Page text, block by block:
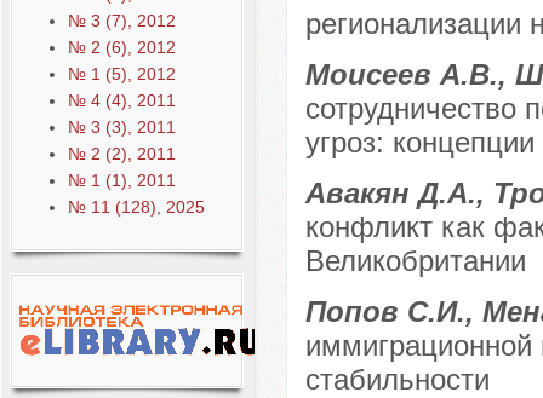
№ 3 (7), 2012
№ 2 (6), 2012
№ 1 (5), 2012
№ 4 (4), 2011
№ 3 (3), 2011
№ 2 (2), 2011
№ 1 (1), 2011
№ 11 (128), 2025
регионализации
Моисеев А.В.,
сотрудничество
угроз:
Авакян Д.А.,
конфликт как
Великобритании
Попов С.И.,
иммиграционной
стабильности